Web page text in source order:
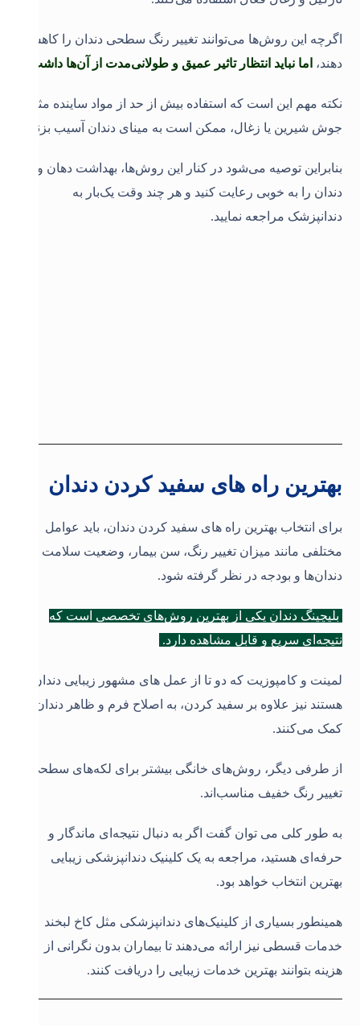
اگرچه این روش‌ها می‌توانند تغییر رنگ سطحی دندان را کاهش
دهند، اما نباید انتظار تاثیر عمیق و طولانی‌مدت از آن‌ها داشت
نکته مهم این است که استفاده بیش از حد از مواد ساینده مثل
جوش شیرین یا زغال، ممکن است به مینای دندان آسیب بزند.
بنابراین توصیه می‌شود در کنار این روش‌ها، بهداشت دهان و
دندان را به خوبی رعایت کنید و هر چند وقت یک‌بار به
دندانپزشک مراجعه نمایید.
بهترین راه های سفید کردن دندان
برای انتخاب بهترین راه های سفید کردن دندان، باید عوامل
مختلفی مانند میزان تغییر رنگ، سن بیمار، وضعیت سلامت
دندان‌ها و بودجه در نظر گرفته شود.
بلیچینگ دندان یکی از بهترین روش‌های تخصصی است که
نتیجه‌ای سریع و قابل مشاهده دارد.
لمینت و کامپوزیت که دو تا از عمل های مشهور زیبایی دندان
هستند نیز علاوه بر سفید کردن، به اصلاح فرم و ظاهر دندان‌ها
کمک می‌کنند.
از طرفی دیگر، روش‌های خانگی بیشتر برای لکه‌های سطحی و
تغییر رنگ خفیف مناسب‌اند.
به طور کلی می توان گفت اگر به دنبال نتیجه‌ای ماندگار و
حرفه‌ای هستید، مراجعه به یک کلینیک دندانپزشکی زیبایی
بهترین انتخاب خواهد بود.
همینطور بسیاری از کلینیک‌های دندانپزشکی مثل کاخ لبخند
خدمات قسطی نیز ارائه می‌دهند تا بیماران بدون نگرانی از
هزینه بتوانند بهترین خدمات زیبایی را دریافت کنند.